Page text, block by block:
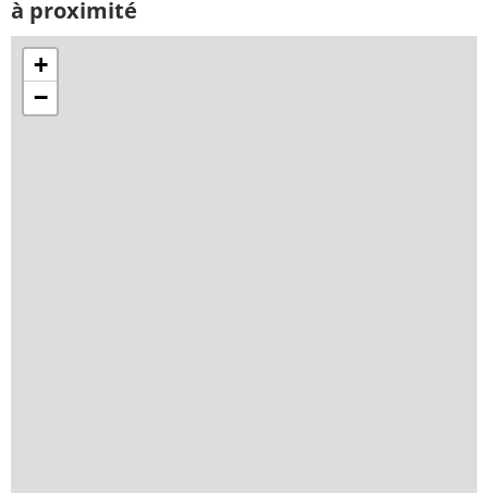
à proximité
+
−